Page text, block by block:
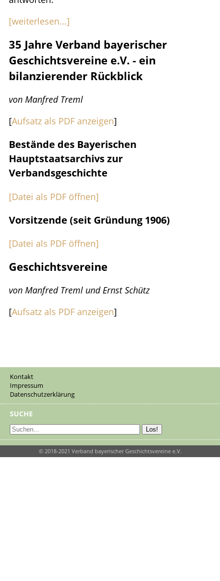
[weiterlesen...]
35 Jahre Verband bayerischer
Geschichtsvereine e.V. - ein
bilanzierender Rückblick
von Manfred Treml
[Aufsatz als PDF anzeigen]
Bestände des Bayerischen
Hauptstaatsarchivs zur
Verbandsgeschichte
[Datei als PDF öffnen]
Vorsitzende (seit Gründung 1906)
[Datei als PDF öffnen]
Geschichtsvereine
von Manfred Treml und Ernst Schütz
[Aufsatz als PDF anzeigen]
Kontakt
Impressum
Datenschutzerklärung
SUCHE
© 2018-2021 Verband bayerischer Geschichtsvereine e.V.